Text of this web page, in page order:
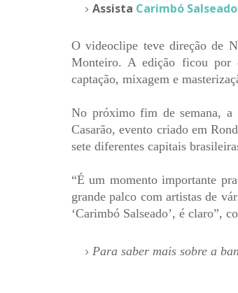
Assista Carimbó
O videoclipe teve direção de
Monteiro. A edição ficou por
captação, mixagem e
No próximo fim de semana, a
Casarão, evento criado em
sete diferentes capitais
“É um momento importante
grande palco com artistas de
‘Carimbó Salseado’, é claro”,
Para saber mais sobre a